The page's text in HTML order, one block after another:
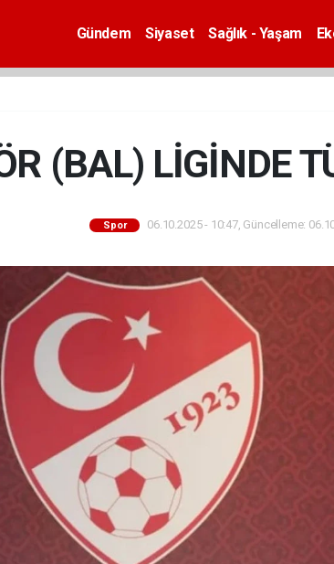
Gündem Siyaset Sağlık - Yaşam
(BAL) LİGİNDE
Spor 06.10.2025 - 10:47, Güncelleme: